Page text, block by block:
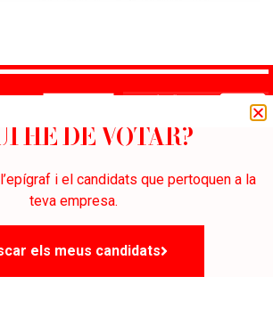
Per a més informació:
HE DE VOTAR?
i el candidats que pertoquen a la
teva empresa.
els meus candidats